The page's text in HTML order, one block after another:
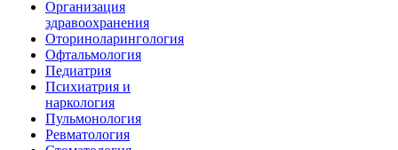
Организация
здравоохранения
Оториноларингология
Офтальмология
Педиатрия
Психиатрия и
наркология
Пульмонология
Ревматология